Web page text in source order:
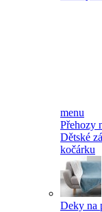
menu
Přehozy
Dětské
kočárku
Deky na